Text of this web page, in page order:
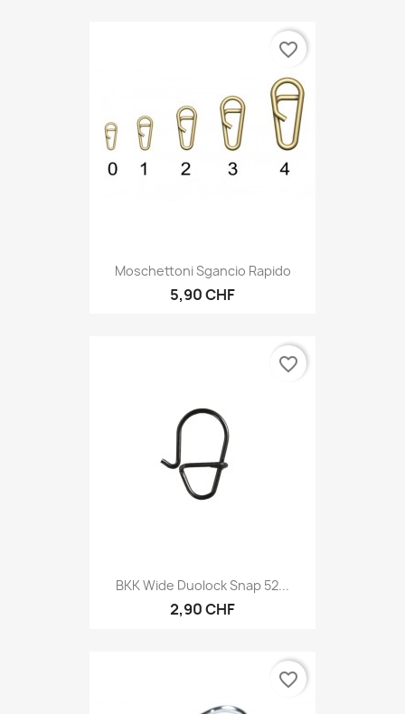
Moschettoni Sgancio Rapido
5,90 CHF
favorite_border
BKK Wide Duolock Snap 52...
2,90 CHF
favorite_border
favorite_border